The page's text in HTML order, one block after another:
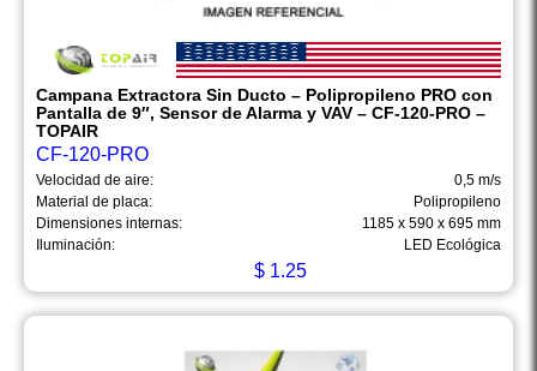
Campana Extractora Sin Ducto – Polipropileno PRO con
Pantalla de 9″, Sensor de Alarma y VAV – CF-120-PRO –
TOPAIR
CF-120-PRO
Velocidad de aire:
0,5 m/s
Material de placa:
Polipropileno
Dimensiones internas:
1185 x 590 x 695 mm
Iluminación:
LED Ecológica
$ 1.25